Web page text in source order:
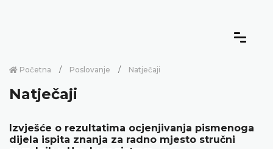
Početna Poslovanje Natječaji
Natječaji
Izvješće o rezultatima ocjenjivanja pismenoga
dijela ispita znanja za radno mjesto stručni